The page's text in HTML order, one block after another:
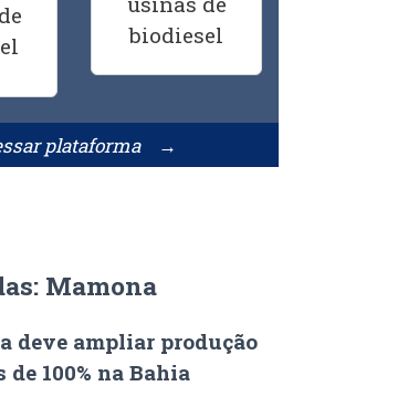
plataforma →
Mamona
deve ampliar produção
de 100% na Bahia